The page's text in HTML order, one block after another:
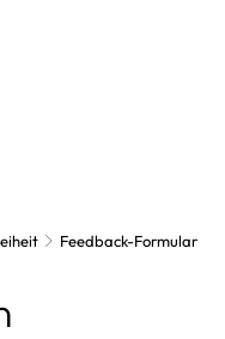
Feedback-Formular